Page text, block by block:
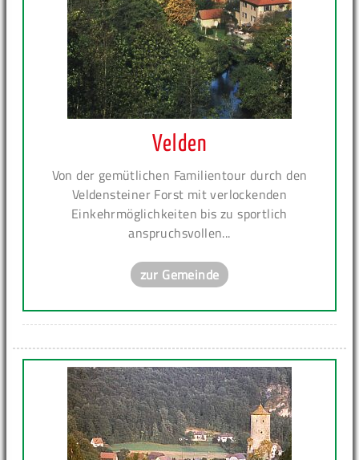
Velden
Von der gemütlichen Familientour durch den
Veldensteiner Forst mit verlockenden
Einkehrmöglichkeiten bis zu sportlich
anspruchsvollen...
zur Gemeinde